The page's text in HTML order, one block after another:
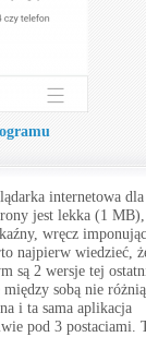
internetowa dla
jest lekka (1
wręcz
najpierw wiedzieć,
są 2 wersje tej
sobą nie
i ta sama aplikacja
pod 3 postaciami.